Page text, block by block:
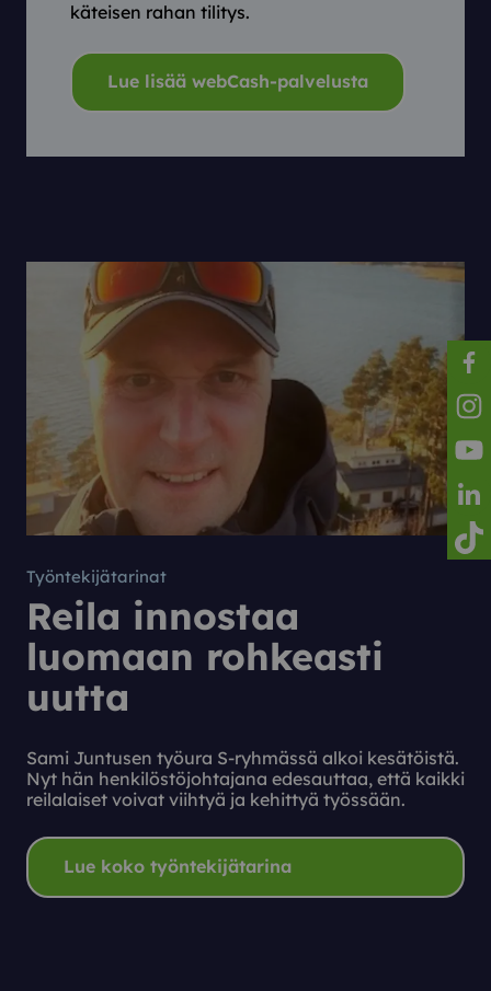
käteisen rahan tilitys.
Lue lisää webCash-palvelusta
Työntekijätarinat
Reila innostaa
luomaan rohkeasti
uutta
Sami Juntusen työura S-ryhmässä alkoi kesätöistä.
Nyt hän henkilöstöjohtajana edesauttaa, että kaikki
reilalaiset voivat viihtyä ja kehittyä työssään.
Lue koko työntekijätarina